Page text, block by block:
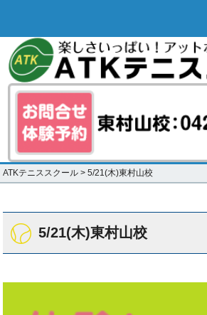
ATKテニススクール >5/21(木)東村山校
5/21(木)東村山校